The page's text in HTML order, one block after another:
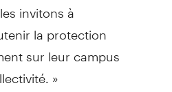
invitons à
la protection
sur leur campus
»